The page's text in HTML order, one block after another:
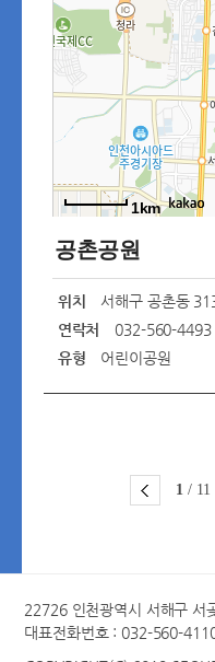
1km
공촌공원
위치 서해구 공촌동
연락처
032-560-4493
유형
어린이공원
1 / 11
22726 인천광역시 서해구 서
대표전화번호 : 032-560-